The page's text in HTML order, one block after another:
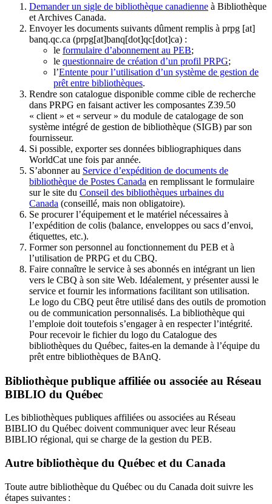
Demander un sigle de bibliothèque canadienne à Bibliothèque
et Archives Canada.
Envoyer les documents suivants dûment remplis à prpg [at]
banq.qc.ca (prpg[at]banq[dot]qc[dot]ca) :
le formulaire d’abonnement au PEB;
le questionnaire de création d’un profil PRPG;
l’Entente pour l’utilisation d’un système de gestion de
prêt entre bibliothèques.
Rendre son catalogue disponible comme cible de recherche
dans PRPG en faisant activer les composantes Z39.50
« client » et « serveur » du module de catalogage de son
système intégré de gestion de bibliothèque (SIGB) par son
fournisseur.
Si possible, exporter ses données bibliographiques dans
WorldCat une fois par année.
S’abonner au Service d’expédition de documents de
bibliothèque de Postes Canada en remplissant le formulaire
sur le site du Conseil des bibliothèques urbaines du
Canada (conseillé, mais non obligatoire).
Se procurer l’équipement et le matériel nécessaires à
l’expédition de colis (balance, enveloppes ou sacs d’envoi,
étiquettes, etc.).
Former son personnel au fonctionnement du PEB et à
l’utilisation de PRPG et du CBQ.
Faire connaître le service à ses abonnés en intégrant un lien
vers le CBQ à son site Web. Idéalement, y présenter aussi le
service et fournir les informations facilitant son utilisation.
Le logo du CBQ peut être utilisé dans des outils de promotion
ou de communication personnalisés. La bibliothèque qui
l’emploie doit toutefois s’engager à en respecter l’intégrité.
Pour recevoir le fichier du logo du Catalogue des
bibliothèques du Québec, faites-en la demande à l’équipe du
prêt entre bibliothèques de BAnQ.
Bibliothèque publique affiliée ou associée au Réseau
BIBLIO du Québec
Les bibliothèques publiques affiliées ou associées au Réseau
BIBLIO du Québec doivent communiquer avec leur Réseau
BIBLIO régional, qui se charge de la gestion du PEB.
Autre bibliothèque du Québec et du Canada
Toute autre bibliothèque du Québec ou du Canada doit suivre les
étapes suivantes :